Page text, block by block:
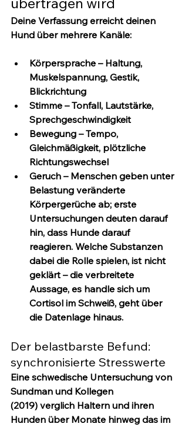
Deine Verfassung erreicht deinen
Hund über mehrere Kanäle:
Körpersprache – Haltung,
Muskelspannung, Gestik,
Blickrichtung
Stimme – Tonfall, Lautstärke,
Sprechgeschwindigkeit
Bewegung – Tempo,
Gleichmäßigkeit, plötzliche
Richtungswechsel
Geruch – Menschen geben unter
Belastung veränderte
Körpergerüche ab; erste
Untersuchungen deuten darauf
hin, dass Hunde darauf
reagieren. Welche Substanzen
dabei die Rolle spielen, ist nicht
geklärt – die verbreitete
Aussage, es handle sich um
Cortisol im Schweiß, geht über
die Datenlage hinaus.
Der belastbarste Befund:
synchronisierte Stresswerte
Eine schwedische Untersuchung von
Sundman und Kollegen
(2019) verglich Haltern und ihren
Hunden über Monate hinweg das im